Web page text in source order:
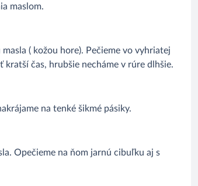
maslom.
( kožou hore). Pečieme vo vyhriatej
čas, hrubšie necháme v rúre dlhšie.
na tenké šikmé pásiky.
Opečieme na ňom jarnú cibuľku aj s